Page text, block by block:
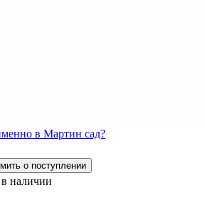
в Мартин сад?
о поступлении
в наличии